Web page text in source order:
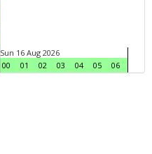
Sun 16 Aug 2026
00
01 02 03 04 05 06